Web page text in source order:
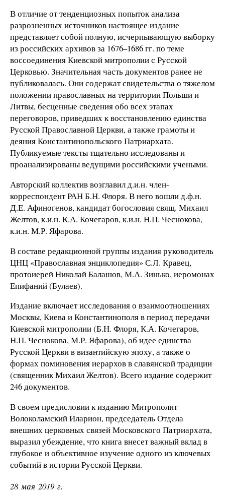
В отличие от тенденциозных попыток анализа
разрозненных источников настоящее издание
представляет собой полную, исчерпывающую выборку
из российских архивов за 1676–1686 гг. по теме
воссоединения Киевской митрополии с Русской
Церковью. Значительная часть документов ранее не
публиковалась. Они содержат свидетельства о тяжелом
положении православных на территории Польши и
Литвы, бесценные сведения обо всех этапах
переговоров, приведших к восстановлению единства
Русской Православной Церкви, а также грамоты и
деяния Константинопольского Патриархата.
Публикуемые тексты тщательно исследованы и
проанализированы ведущими российскими учеными.
Авторский коллектив возглавил д.и.н. член-
корреспондент РАН Б.Н. Флоря. В него вошли д.ф.н.
Д.Е. Афиногенов, кандидат богословия свящ. Михаил
Желтов, к.и.н. К.А. Кочегаров, к.и.н. Н.П. Чеснокова,
к.и.н. М.Р. Яфарова.
В составе редакционной группы издания руководитель
ЦНЦ «Православная энциклопедия» С.Л. Кравец,
протоиерей Николай Балашов, М.А. Зинько, иеромонах
Епифаний (Булаев).
Издание включает исследования о взаимоотношениях
Москвы, Киева и Константинополя в период передачи
Киевской митрополии (Б.Н. Флоря, К.А. Кочегаров,
Н.П. Чеснокова, М.Р. Яфарова), об идее единства
Русской Церкви в византийскую эпоху, а также о
формах поминовения иерархов в славянской традиции
(священник Михаил Желтов). Всего издание содержит
246 документов.
В своем предисловии к изданию Митрополит
Волоколамский Иларион, председатель Отдела
внешних церковных связей Московского Патриархата,
выразил убеждение, что книга внесет важный вклад в
глубокое и объективное изучение одного из ключевых
событий в истории Русской Церкви.
28 мая 2019 г.